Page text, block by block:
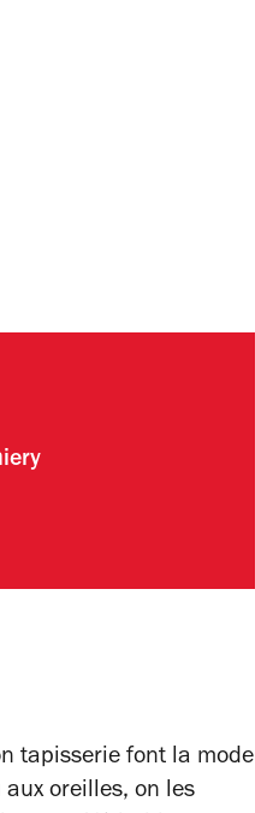
tapisserie font la mode
oreilles, on les